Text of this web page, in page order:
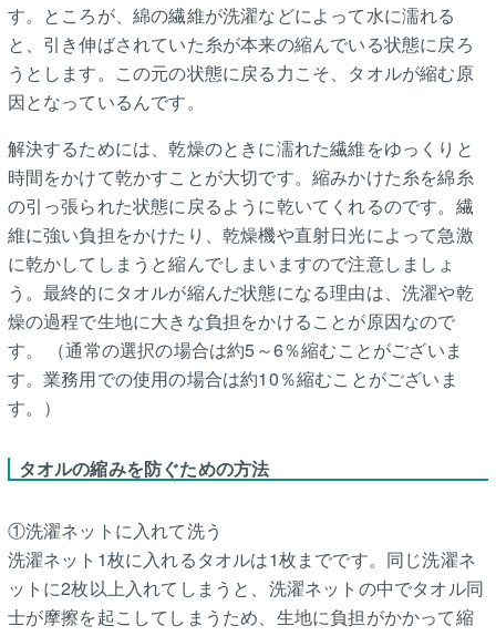
す。ところが、綿の繊維が洗濯などによって水に濡れる
と、引き伸ばされていた糸が本来の縮んでいる状態に戻ろ
うとします。この元の状態に戻る力こそ、タオルが縮む原
因となっているんです。
解決するためには、乾燥のときに濡れた繊維をゆっくりと
時間をかけて乾かすことが大切です。縮みかけた糸を綿糸
の引っ張られた状態に戻るように乾いてくれるのです。繊
維に強い負担をかけたり、乾燥機や直射日光によって急激
に乾かしてしまうと縮んでしまいますので注意しましょ
う。最終的にタオルが縮んだ状態になる理由は、洗濯や乾
燥の過程で生地に大きな負担をかけることが原因なので
す。 （通常の選択の場合は約5～6％縮むことがございま
す。業務用での使用の場合は約10％縮むことがございま
す。）
タオルの縮みを防ぐための方法
①洗濯ネットに入れて洗う
洗濯ネット1枚に入れるタオルは1枚までです。同じ洗濯ネ
ットに2枚以上入れてしまうと、洗濯ネットの中でタオル同
士が摩擦を起こしてしまうため、生地に負担がかかって縮